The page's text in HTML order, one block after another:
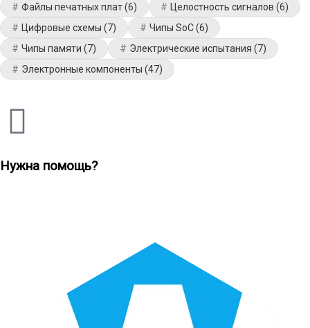
Файлы печатных плат(6) Целостность сигналов (6)
Цифровые схемы (7) Чипы SoC(6)
Чипы памяти (7) Электрические испытания (7)
Электронные компоненты (47)
Нужна помощь?